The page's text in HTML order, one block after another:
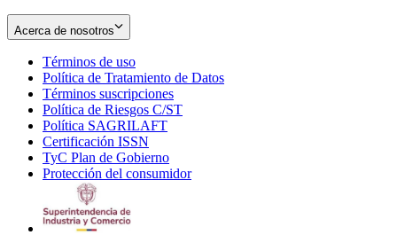
Acerca de nosotros
Términos de uso
in
new
window
Política de Tratamiento de Datos
Términos suscripciones
in
Política de Riesgos C/ST
Política SAGRILAFT
new
window
Certificación ISSN
in
new
TyC Plan de Gobierno
in
Protección del consumidorOpens